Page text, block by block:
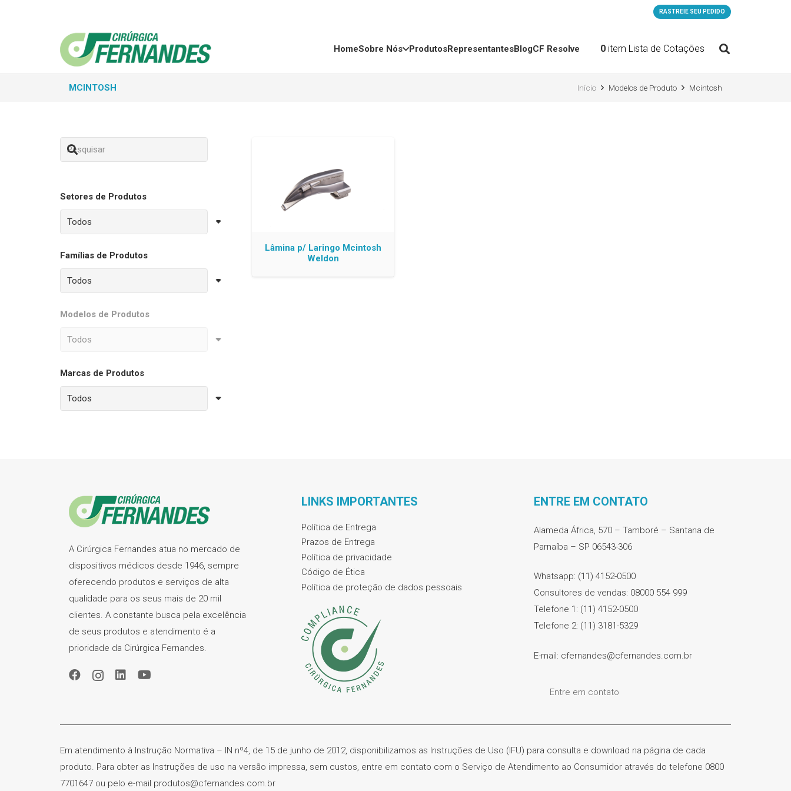
RASTREIE SEU PEDIDO
HomeSobre Nós ProdutosRepresentantesBlogCF Resolve 0 item Lista de Cotações
MCINTOSH Início Modelos de Produto Mcintosh
Setores de Produtos
Famílias de Produtos
Modelos de Produtos
Marcas de Produtos
Lâmina p/ Laringo Mcintosh
Weldon
A Cirúrgica Fernandes atua no mercado de
dispositivos médicos desde 1946, sempre
oferecendo produtos e serviços de alta
qualidade para os seus mais de 20 mil
clientes. A constante busca pela excelência
de seus produtos e atendimento é a
prioridade da Cirúrgica Fernandes.
LINKS IMPORTANTES
Política de Entrega
Prazos de Entrega
Política de privacidade
Código de Ética
Política de proteção de dados pessoais
ENTRE EM CONTATO
Alameda África, 570 – Tamboré – Santana de
Parnaíba – SP 06543-306
Whatsapp: (11) 4152-0500
Consultores de vendas: 08000 554 999
Telefone 1: (11) 4152-0500
Telefone 2: (11) 3181-5329
E-mail: cfernandes@cfernandes.com.br
Entre em contato
Em atendimento à Instrução Normativa – IN nº4, de 15 de junho de 2012, disponibilizamos as Instruções de Uso (IFU) para consulta e download na página de cada
produto. Para obter as Instruções de uso na versão impressa, sem custos, entre em contato com o Serviço de Atendimento ao Consumidor através do telefone 0800
7701647 ou pelo e-mail produtos@cfernandes.com.br